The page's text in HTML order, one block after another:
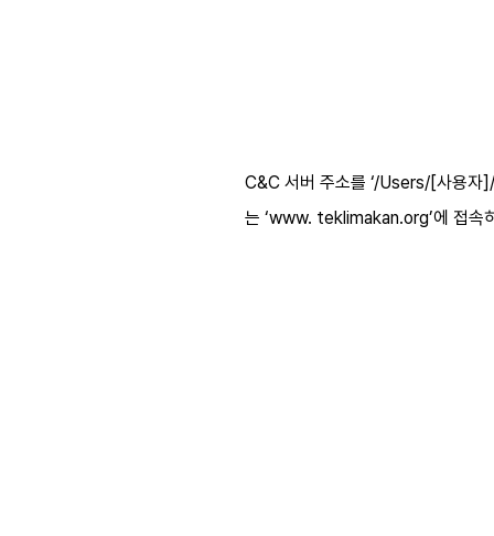
C&C 서버 주소를 ‘/Users/[사용
는 ‘www. teklimakan.org’에 접속